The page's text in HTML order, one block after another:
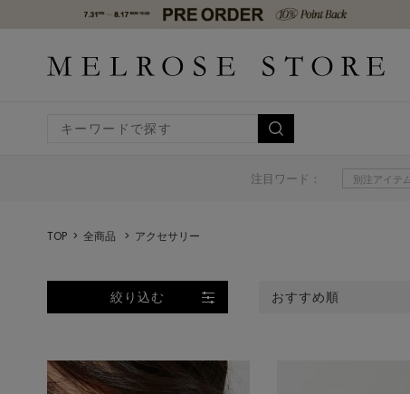
注目ワード： 別注アイテ
TOP 全商品 アクセサリー
絞り込む おすすめ順